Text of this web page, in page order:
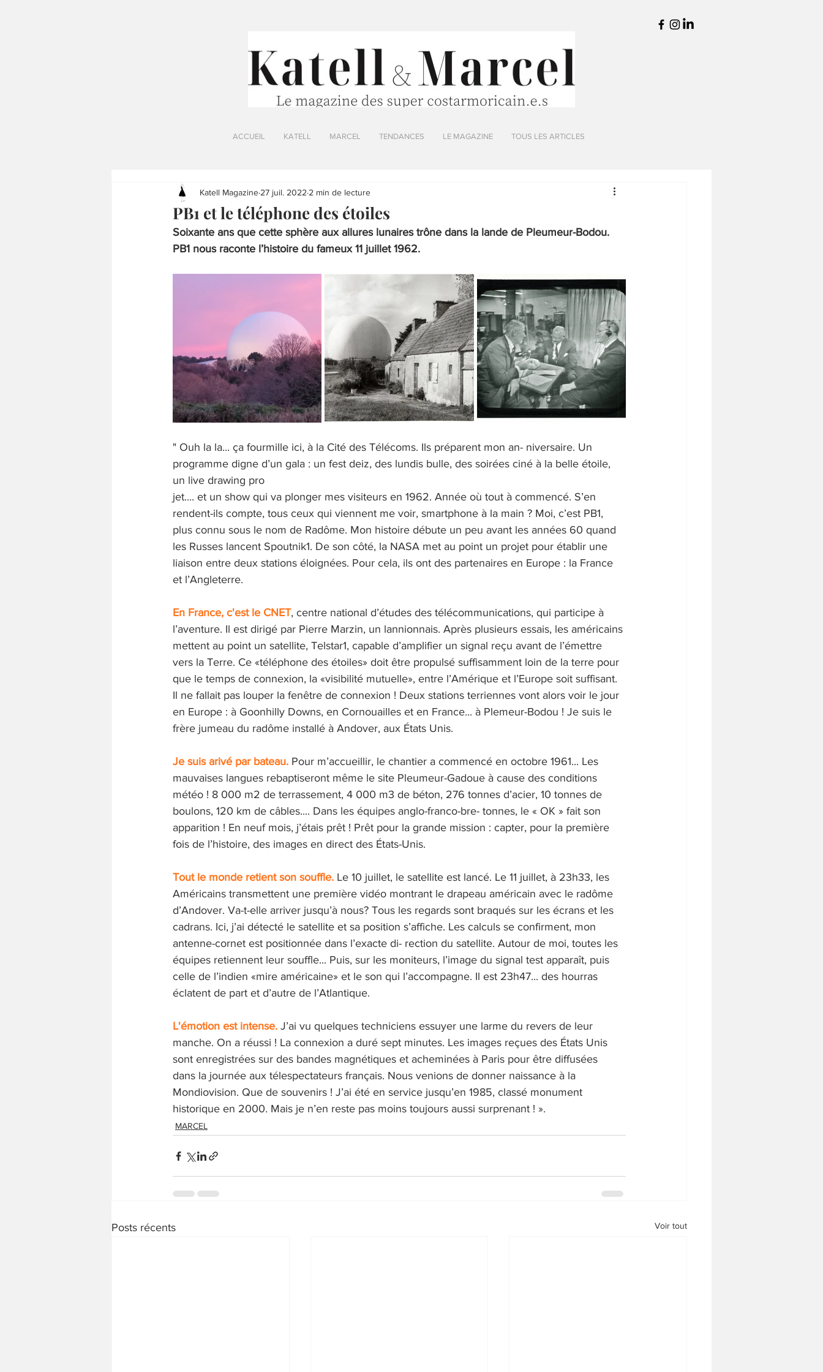
ACCUEIL KATELL MARCEL TENDANCES LE MAGAZINE TOUS LES ARTICLES
PB1 et le téléphone des étoiles
Katell Magazine 27 juil. 2022 2 min de lecture
Soixante ans que cette sphère aux allures lunaires trône dans la lande de Pleumeur-Bodou.
PB1 nous raconte l’histoire du fameux 11 juillet 1962.
" Ouh la la... ça fourmille ici, à la Cité des Télécoms. Ils préparent mon an- niversaire. Un
programme digne d’un gala : un fest deiz, des lundis bulle, des soirées ciné à la belle étoile,
un live drawing pro
jet.... et un show qui va plonger mes visiteurs en 1962. Année où tout à commencé. S’en
rendent-ils compte, tous ceux qui viennent me voir, smartphone à la main ? Moi, c’est PB1,
plus connu sous le nom de Radôme. Mon histoire débute un peu avant les années 60 quand
les Russes lancent Spoutnik1. De son côté, la NASA met au point un projet pour établir une
liaison entre deux stations éloignées. Pour cela, ils ont des partenaires en Europe : la France
et l’Angleterre.
En France, c'est le CNET, centre national d’études des télécommunications, qui participe à
l’aventure. Il est dirigé par Pierre Marzin, un lannionnais. Après plusieurs essais, les américains
mettent au point un satellite, Telstar1, capable d’amplifier un signal reçu avant de l’émettre
vers la Terre. Ce «téléphone des étoiles» doit être propulsé suffisamment loin de la terre pour
que le temps de connexion, la «visibilité mutuelle», entre l’Amérique et l’Europe soit suffisant.
Il ne fallait pas louper la fenêtre de connexion ! Deux stations terriennes vont alors voir le jour
en Europe : à Goonhilly Downs, en Cornouailles et en France... à Plemeur-Bodou ! Je suis le
frère jumeau du radôme installé à Andover, aux États Unis.
Je suis arivé par bateau. Pour m’accueillir, le chantier a commencé en octobre 1961... Les
mauvaises langues rebaptiseront même le site Pleumeur-Gadoue à cause des conditions
météo ! 8 000 m2 de terrassement, 4 000 m3 de béton, 276 tonnes d’acier, 10 tonnes de
boulons, 120 km de câbles.... Dans les équipes anglo-franco-bre- tonnes, le « OK » fait son
apparition ! En neuf mois, j’étais prêt ! Prêt pour la grande mission : capter, pour la première
fois de l’histoire, des images en direct des États-Unis.
Tout le monde retient son souffle. Le 10 juillet, le satellite est lancé. Le 11 juillet, à 23h33, les
Américains transmettent une première vidéo montrant le drapeau américain avec le radôme
d’Andover. Va-t-elle arriver jusqu’à nous? Tous les regards sont braqués sur les écrans et les
cadrans. Ici, j’ai détecté le satellite et sa position s’affiche. Les calculs se confirment, mon
antenne-cornet est positionnée dans l’exacte di- rection du satellite. Autour de moi, toutes les
équipes retiennent leur souffle... Puis, sur les moniteurs, l’image du signal test apparaît, puis
celle de l’indien «mire américaine» et le son qui l’accompagne. Il est 23h47... des hourras
éclatent de part et d’autre de l’Atlantique.
L'émotion est intense. J’ai vu quelques techniciens essuyer une larme du revers de leur
manche. On a réussi ! La connexion a duré sept minutes. Les images reçues des États Unis
sont enregistrées sur des bandes magnétiques et acheminées à Paris pour être diffusées
dans la journée aux télespectateurs français. Nous venions de donner naissance à la
Mondiovision. Que de souvenirs ! J’ai été en service jusqu’en 1985, classé monument
historique en 2000. Mais je n’en reste pas moins toujours aussi surprenant ! ».
MARCEL
Posts récents Voir tout